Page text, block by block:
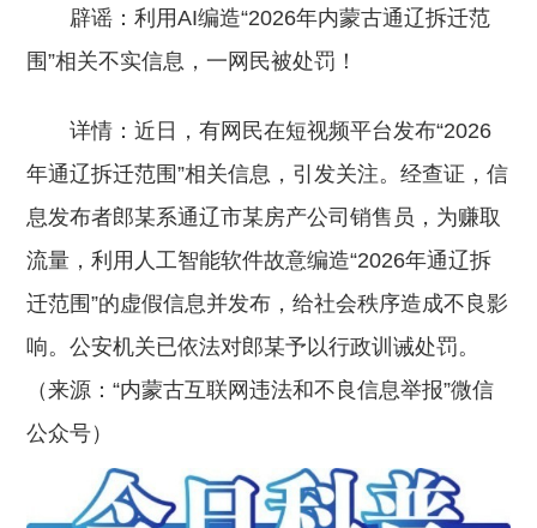
辟谣：利用AI编造“2026年内蒙古通辽拆迁范
围”相关不实信息，一网民被处罚！
详情：近日，有网民在短视频平台发布“2026
年通辽拆迁范围”相关信息，引发关注。经查证，信
息发布者郎某系通辽市某房产公司销售员，为赚取
流量，利用人工智能软件故意编造“2026年通辽拆
迁范围”的虚假信息并发布，给社会秩序造成不良影
响。公安机关已依法对郎某予以行政训诫处罚。
（来源：“内蒙古互联网违法和不良信息举报”微信
公众号）